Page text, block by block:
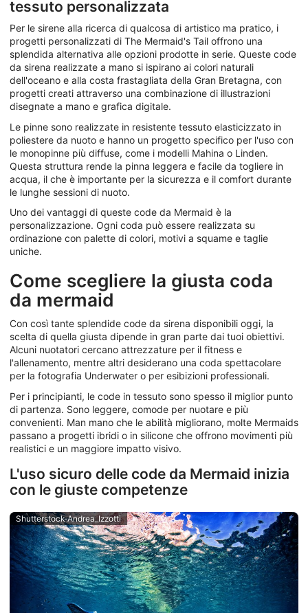
tessuto personalizzata
Per le sirene alla ricerca di qualcosa di artistico ma pratico, i
progetti personalizzati di The Mermaid's Tail offrono una
splendida alternativa alle opzioni prodotte in serie. Queste code
da sirena realizzate a mano si ispirano ai colori naturali
dell'oceano e alla costa frastagliata della Gran Bretagna, con
progetti creati attraverso una combinazione di illustrazioni
disegnate a mano e grafica digitale.
Le pinne sono realizzate in resistente tessuto elasticizzato in
poliestere da nuoto e hanno un progetto specifico per l'uso con
le monopinne più diffuse, come i modelli Mahina o Linden.
Questa struttura rende la pinna leggera e facile da togliere in
acqua, il che è importante per la sicurezza e il comfort durante
le lunghe sessioni di nuoto.
Uno dei vantaggi di queste code da Mermaid è la
personalizzazione. Ogni coda può essere realizzata su
ordinazione con palette di colori, motivi a squame e taglie
uniche.
Come scegliere la giusta coda
da mermaid
Con così tante splendide code da sirena disponibili oggi, la
scelta di quella giusta dipende in gran parte dai tuoi obiettivi.
Alcuni nuotatori cercano attrezzature per il fitness e
l'allenamento, mentre altri desiderano una coda spettacolare
per la fotografia Underwater o per esibizioni professionali.
Per i principianti, le code in tessuto sono spesso il miglior punto
di partenza. Sono leggere, comode per nuotare e più
convenienti. Man mano che le abilità migliorano, molte Mermaids
passano a progetti ibridi o in silicone che offrono movimenti più
realistici e un maggiore impatto visivo.
L'uso sicuro delle code da Mermaid inizia
con le giuste competenze
Shutterstock-Andrea_Izzotti